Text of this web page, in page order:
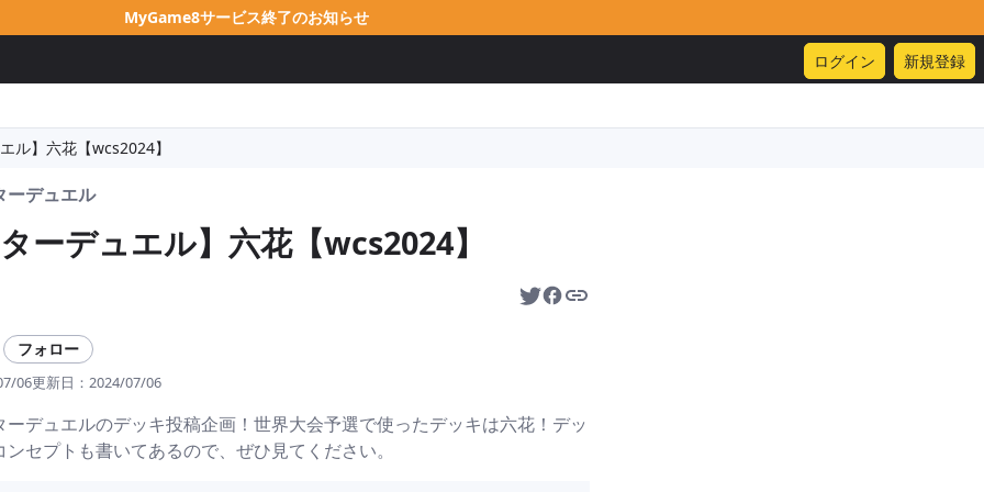
MyGame8サービス終了のお知らせ
ログイン 新規登録
ル】六花【wcs2024】
ーデュエル
ーデュエル】六花【wcs2024】
フォロー
06更新日： 2024/07/06
ーデュエルのデッキ投稿企画！世界大会予選で使ったデッキは六花！デッ
セプトも書いてあるので、ぜひ見てください。